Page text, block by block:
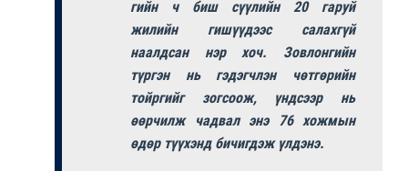
гийн ч биш сүүлийн 20 гаруй
жилийн гишүүдээс салахгүй
наалдсан нэр хоч. Зовлонгийн
түргэн нь гэдэгчлэн чөтгөрийн
тойргийг зогсоож, үндсээр нь
өөрчилж чадвал энэ 76 хожмын
өдөр түүхэнд бичигдэж үлдэнэ.